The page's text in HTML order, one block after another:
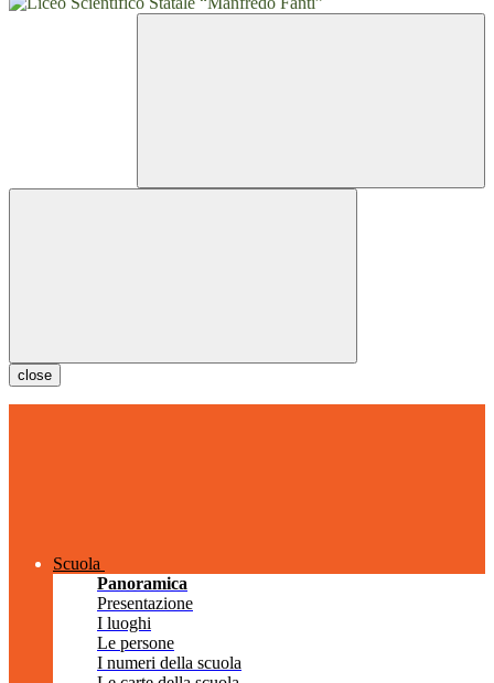
close
Scuola
Panoramica
Presentazione
I luoghi
Le persone
I numeri della scuola